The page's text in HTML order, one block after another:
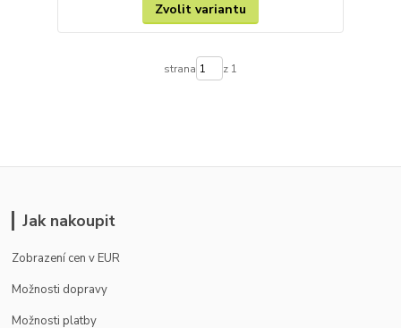
Zvolit variantu
strana z 1
Jak nakoupit
Zobrazení cen v EUR
Možnosti dopravy
Možnosti platby